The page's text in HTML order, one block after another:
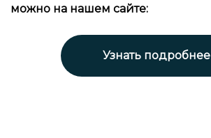
можно на нашем сайте:
Узнать подробнее